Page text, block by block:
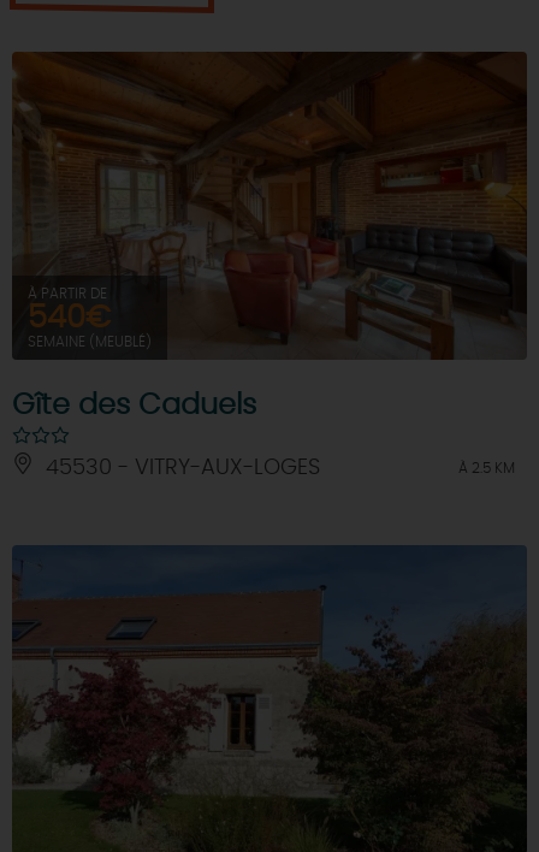
À PARTIR DE
540€
SEMAINE (MEUBLÉ)
Gîte des Caduels
45530 - VITRY-AUX-LOGES À 2.5 KM